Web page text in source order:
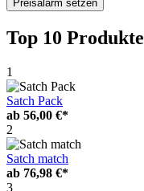
Preisalarm setzen
Top 10 Produkte
1
Satch Pack
ab 56,00 €*
2
Satch match
ab 76,98 €*
3